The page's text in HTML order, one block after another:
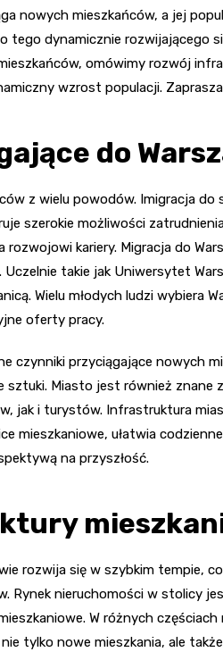
nowych mieszkańców, a jej
tego dynamicznie rozwijającego
omówimy rozwój
wzrost populacji.
do
z wielu powodów. Imigracja
szerokie możliwości
rozwojowi kariery. Migracja do
takie jak Uniwersytet
Wielu młodych ludzi wybiera
oferty pracy.
czynniki przyciągające nowych
sztuki. Miasto jest również
jak i turystów. Infrastruktura
mieszkaniowe, ułatwia
na przyszłość.
rozwija się w szybkim tempie,
Rynek nieruchomości w stolicy
W różnych
tylko nowe mieszkania, ale